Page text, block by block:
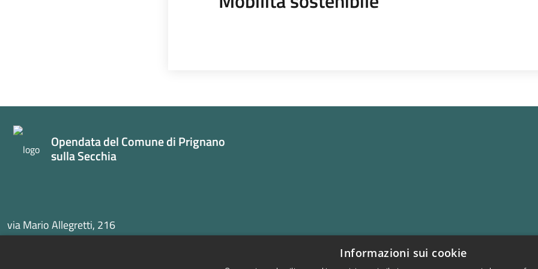
Opendata del Comune di Prignano
sulla Secchia
via Mario Allegretti, 216
Informazioni sui cookie